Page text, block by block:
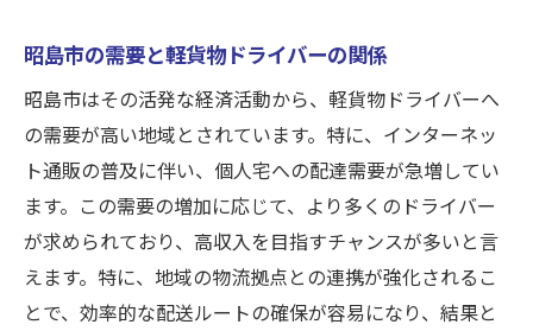
未経験者向けの収入アップのコツ
新人研修で即戦力を目指す効率的なスキルアッ
プ法
新人研修で学ぶべき基本スキル
研修を通じて即戦力になるためのポイント
スキルアップを促進する効果的な学習法
即戦力になるための実践的な研修内容
昭島市の需要と軽貨物ドライバーの関係
昭島市はその活発な経済活動から、軽貨物ドライバーへ
の需要が高い地域とされています。特に、インターネッ
ト通販の普及に伴い、個人宅への配達需要が急増してい
ます。この需要の増加に応じて、より多くのドライバー
が求められており、高収入を目指すチャンスが多いと言
えます。特に、地域の物流拠点との連携が強化されるこ
とで、効率的な配送ルートの確保が容易になり、結果と